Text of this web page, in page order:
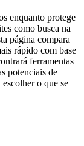
enquanto protege
como busca na
página compara
rápido com base
ferramentas
potenciais de
o que se